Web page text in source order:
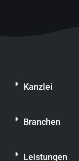
Kanzlei
Branchen
Leistungen